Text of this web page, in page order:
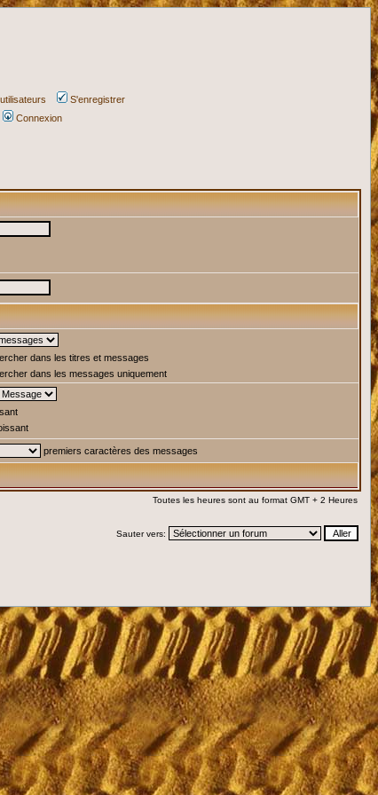
S'enregistrer
Connexion
dans les titres et messages
dans les messages uniquement
premiers caractères des messages
Toutes les heures sont au format GMT + 2 Heures
Sauter vers: